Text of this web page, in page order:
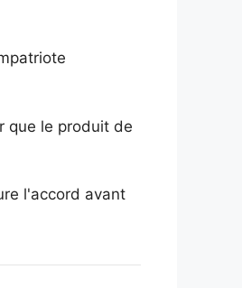
que le produit de
l'accord avant